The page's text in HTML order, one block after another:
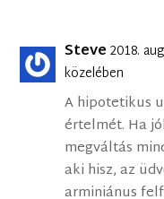
Steve 2018.
közelében
A hipotetikus
értelmét. Ha
megváltás
aki hisz, az
arminiánus